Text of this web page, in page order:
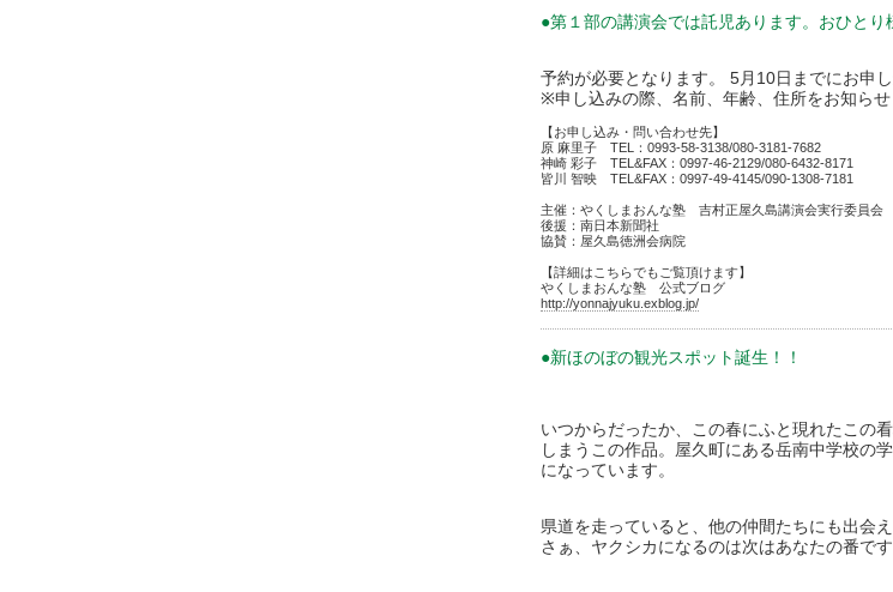
●第１部の講演会では託児あります。おひとり
予約が必要となります。 5月10日までにお申し
※申し込みの際、名前、年齢、住所をお知らせ
【お申し込み・問い合わせ先】
原 麻里子 TEL：0993-58-3138/080-3181-7682
神崎 彩子 TEL&FAX：0997-46-2129/080-6432-8171
皆川 智映 TEL&FAX：0997-49-4145/090-1308-7181
主催：やくしまおんな塾 吉村正屋久島講演会実行委員会
後援：南日本新聞社
協賛：屋久島徳洲会病院
【詳細はこちらでもご覧頂けます】
やくしまおんな塾 公式ブログ
http://yonnajyuku.exblog.jp/
●新ほのぼの観光スポット誕生！！
いつからだったか、この春にふと現れたこの
しまうこの作品。屋久町にある岳南中学校の
になっています。
県道を走っていると、他の仲間たちにも出会え
さぁ、ヤクシカになるのは次はあなたの番です